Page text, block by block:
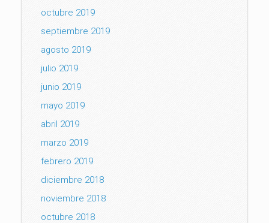
octubre 2019
septiembre 2019
agosto 2019
julio 2019
junio 2019
mayo 2019
abril 2019
marzo 2019
febrero 2019
diciembre 2018
noviembre 2018
octubre 2018